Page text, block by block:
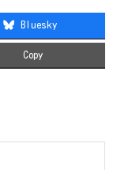
Bluesky
Copy